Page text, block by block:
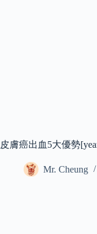
皮膚癌出血5大優勢
Mr. Cheung